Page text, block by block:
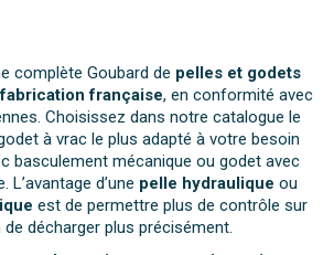
complète Goubard de pelles et godets
française, en conformité avec
Choisissez dans notre catalogue le
à vrac le plus adapté à votre besoin
basculement mécanique ou godet avec
L’avantage d’une pelle hydraulique ou
est de permettre plus de contrôle sur
décharger plus précisément.